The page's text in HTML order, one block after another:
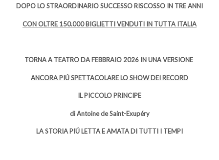
DOPO LO STRAORDINARIO SUCCESSO RISCOSSO IN TRE ANNI
CON OLTRE 150.000 BIGLIETTI VENDUTI IN TUTTA ITALIA
TORNA A TEATRO DA FEBBRAIO 2026 IN UNA VERSIONE
ANCORA PIÚ SPETTACOLARE LO SHOW DEI RECORD
IL PICCOLO PRINCIPE
di Antoine de Saint-Exupéry
LA STORIA PIÚ LETTA E AMATA DI TUTTI I TEMPI